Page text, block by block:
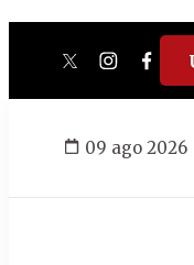
twitter
09 ago 2026